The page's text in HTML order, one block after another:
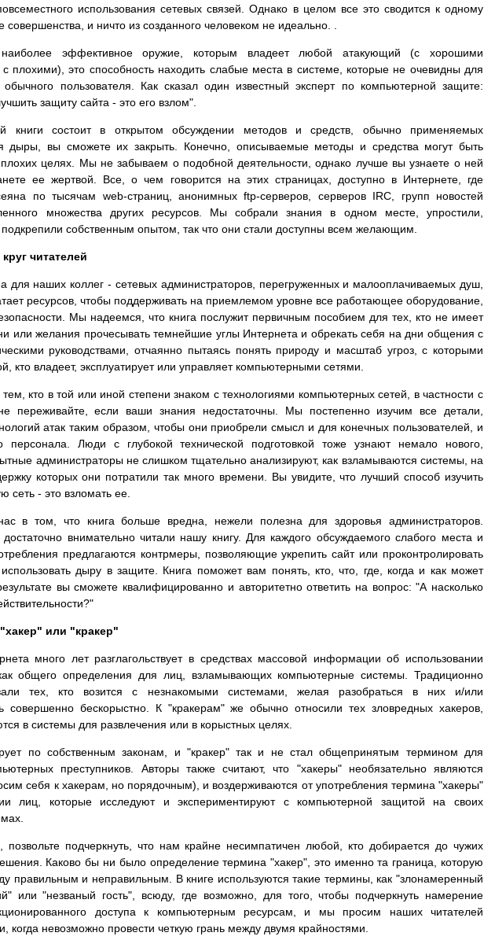
использования сетевых связей. Однако в целом все это сводится к одному
совершенства, и ничто из созданного человеком не идеально. .
эффективное оружие, которым владеет любой атакующий (с хорошими
плохими), это способность находить слабые места в системе, которые не очевидны для
обычного пользователя. Как сказал один известный эксперт по компьютерной защите:
защиту сайта - это его взлом".
книги состоит в открытом обсуждении методов и средств, обычно применяемых
дыры, вы сможете их закрыть. Конечно, описываемые методы и средства могут быть
целях. Мы не забываем о подобной деятельности, однако лучше вы узнаете о ней
ее жертвой. Все, о чем говорится на этих страницах, доступно в Интернете, где
по тысячам web-страниц, анонимных ftp-серверов, серверов IRC, групп новостей
множества других ресурсов. Мы собрали знания в одном месте, упростили,
подкрепили собственным опытом, так что они стали доступны всем желающим.
читателей
для наших коллег - сетевых администраторов, перегруженных и малооплачиваемых душ,
ресурсов, чтобы поддерживать на приемлемом уровне все работающее оборудование,
Мы надеемся, что книга послужит первичным пособием для тех, кто не имеет
или желания прочесывать темнейшие углы Интернета и обрекать себя на дни общения с
руководствами, отчаянно пытаясь понять природу и масштаб угроз, с которыми
кто владеет, эксплуатирует или управляет компьютерными сетями.
кто в той или иной степени знаком с технологиями компьютерных сетей, в частности с
переживайте, если ваши знания недостаточны. Мы постепенно изучим все детали,
атак таким образом, чтобы они приобрели смысл и для конечных пользователей, и
персонала. Люди с глубокой технической подготовкой тоже узнают немало нового,
администраторы не слишком тщательно анализируют, как взламываются системы, на
которых они потратили так много времени. Вы увидите, что лучший способ изучить
сеть - это взломать ее.
в том, что книга больше вредна, нежели полезна для здоровья администраторов.
внимательно читали нашу книгу. Для каждого обсуждаемого слабого места и
предлагаются контрмеры, позволяющие укрепить сайт или проконтролировать
дыру в защите. Книга поможет вам понять, кто, что, где, когда и как может
вы сможете квалифицированно и авторитетно ответить на вопрос: "А насколько
или "кракер"
много лет разглагольствует в средствах массовой информации об использовании
общего определения для лиц, взламывающих компьютерные системы. Традиционно
тех, кто возится с незнакомыми системами, желая разобраться в них и/или
совершенно бескорыстно. К "кракерам" же обычно относили тех зловредных хакеров,
в системы для развлечения или в корыстных целях.
по собственным законам, и "кракер" так и не стал общепринятым термином для
преступников. Авторы также считают, что "хакеры" необязательно являются
себя к хакерам, но порядочным), и воздерживаются от употребления термина "хакеры"
лиц, которые исследуют и экспериментируют с компьютерной защитой на своих
позвольте подчеркнуть, что нам крайне несимпатичен любой, кто добирается до чужих
Каково бы ни было определение термина "хакер", это именно та граница, которую
правильным и неправильным. В книге используются такие термины, как "злонамеренный
или "незваный гость", всюду, где возможно, для того, чтобы подчеркнуть намерение
доступа к компьютерным ресурсам, и мы просим наших читателей
когда невозможно провести четкую грань между двумя крайностями.